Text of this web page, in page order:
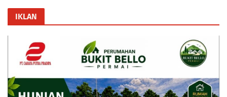
IKLAN